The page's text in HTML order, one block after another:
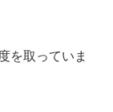
を取っていま